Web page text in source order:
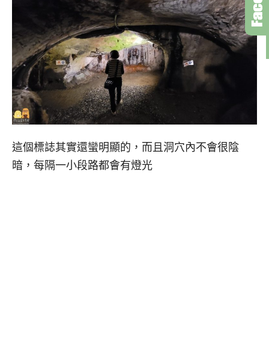
這個標誌其實還蠻明顯的，而且洞穴內不會很陰
暗，每隔一小段路都會有燈光